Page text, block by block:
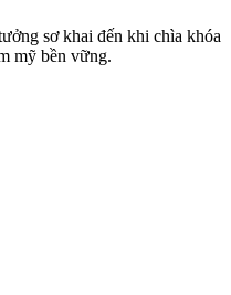
sơ khai đến khi chìa khóa
mỹ bền vững.